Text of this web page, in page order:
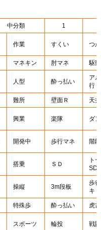
中分類 1
作業 すくい つ
マネキン 肘マネ 駆
人型 酔っ払い
ア
行
難所 壁面Ｒ 天
興業 楽隊 ダ
開発中 歩行マネ 階
搭乗 ＳＤ
ト
SD
操縦 3m段板
歩
キ
特殊歩 酔っ払い 虎吉
スポーツ 輪投 戦闘